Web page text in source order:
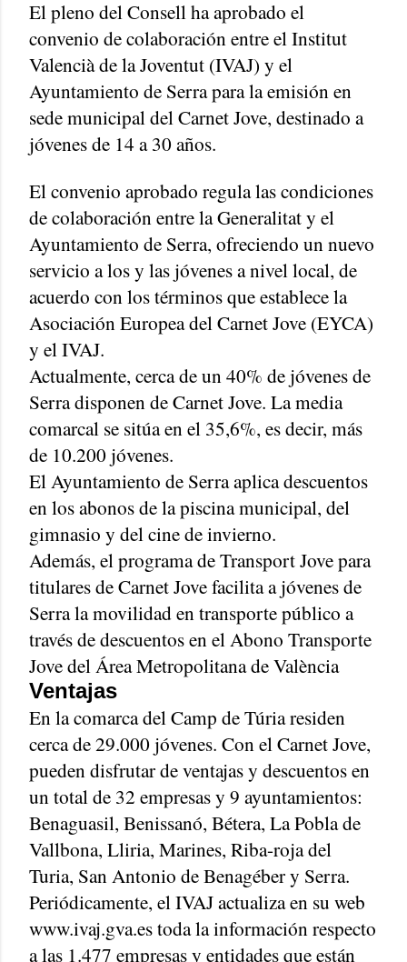
El pleno del Consell ha aprobado el
convenio de colaboración entre el Institut
Valencià de la Joventut (IVAJ) y el
Ayuntamiento de Serra para la emisión en
sede municipal del Carnet Jove, destinado a
jóvenes de 14 a 30 años.
El convenio aprobado regula las condiciones
de colaboración entre la Generalitat y el
Ayuntamiento de Serra, ofreciendo un nuevo
servicio a los y las jóvenes a nivel local, de
acuerdo con los términos que establece la
Asociación Europea del Carnet Jove (EYCA)
y el IVAJ.
Actualmente, cerca de un 40% de jóvenes de
Serra disponen de Carnet Jove. La media
comarcal se sitúa en el 35,6%, es decir, más
de 10.200 jóvenes.
El Ayuntamiento de Serra aplica descuentos
en los abonos de la piscina municipal, del
gimnasio y del cine de invierno.
Además, el programa de Transport Jove para
titulares de Carnet Jove facilita a jóvenes de
Serra la movilidad en transporte público a
través de descuentos en el Abono Transporte
Jove del Área Metropolitana de València
Ventajas
En la comarca del Camp de Túria residen
cerca de 29.000 jóvenes. Con el Carnet Jove,
pueden disfrutar de ventajas y descuentos en
un total de 32 empresas y 9 ayuntamientos:
Benaguasil, Benissanó, Bétera, La Pobla de
Vallbona, Lliria, Marines, Riba-roja del
Turia, San Antonio de Benagéber y Serra.
Periódicamente, el IVAJ actualiza en su web
www.ivaj.gva.es toda la información respecto
a las 1.477 empresas y entidades que están